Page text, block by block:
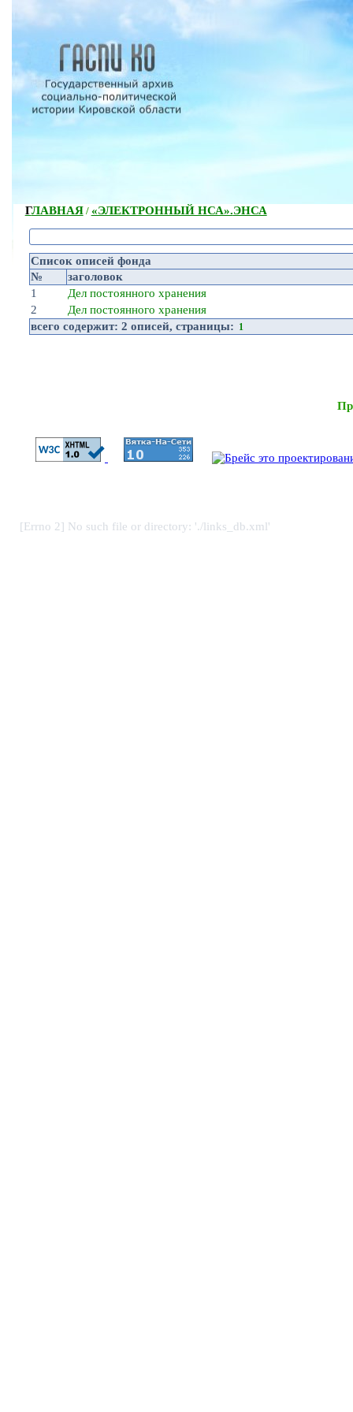
ГЛАВНАЯ/ «ЭЛЕКТРОННЫЙ НСА».ЭНСА
Список описей фонда
№
заголовок
1
Дел постоянного хранения
2
Дел постоянного хранения
всего содержит: 2 описей, страницы: 1
[Errno 2] No such file or directory: './links_db.xml'